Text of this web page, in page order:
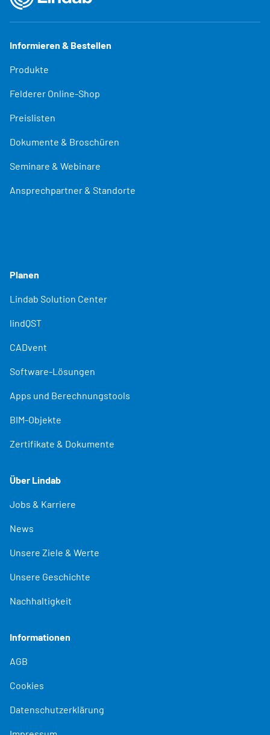
Informieren & Bestellen
Produkte
Felderer Online-Shop
Preislisten
Dokumente & Broschüren
Seminare & Webinare
Ansprechpartner & Standorte
Planen
Lindab Solution Center
lindQST
CADvent
Software-Lösungen
Apps und Berechnungstools
BIM-Objekte
Zertifikate & Dokumente
Über Lindab
Jobs & Karriere
News
Unsere Ziele & Werte
Unsere Geschichte
Nachhaltigkeit
Informationen
AGB
Cookies
Datenschutzerklärung